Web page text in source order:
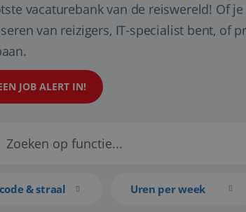
vacaturebank van de reiswereld! Of
van reizigers, IT-specialist bent, of
JOB ALERT IN!
& straal Uren per week